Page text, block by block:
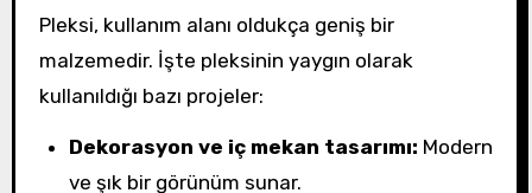
Pleksi, kullanım alanı oldukça geniş bir
malzemedir. İşte pleksinin yaygın olarak
kullanıldığı bazı projeler:
Dekorasyon ve iç mekan tasarımı: Modern
ve şık bir görünüm sunar.